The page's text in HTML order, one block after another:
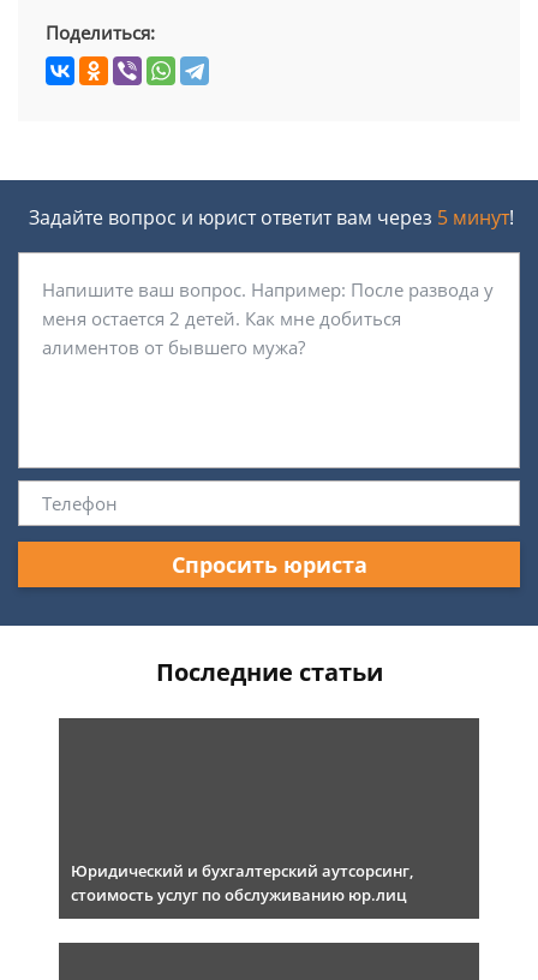
Поделиться:
Задайте вопрос и юрист ответит вам через 5 минут!
Спросить юриста
Последние статьи
Юридический и бухгалтерский аутсорсинг,
стоимость услуг по обслуживанию юр.лиц